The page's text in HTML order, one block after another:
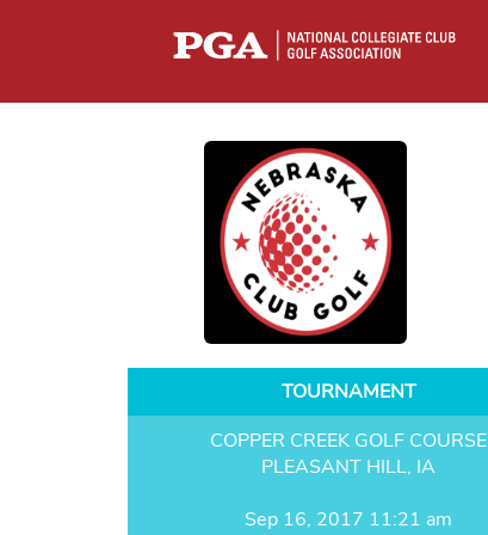
TOURNAMENT
COPPER CREEK GOLF COURSE
PLEASANT HILL, IA
Sep 16, 2017 11:21 am